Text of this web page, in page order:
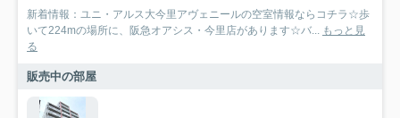
新着情報：ユニ・アルス大今里アヴェニールの空室情報ならコチラ☆歩
いて224mの場所に、阪急オアシス・今里店があります☆バ...
もっと見
る
販売中の部屋